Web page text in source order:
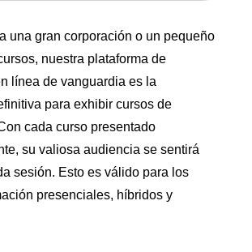
una gran corporación o un pequeño
nuestra plataforma de
línea de vanguardia es la
para exhibir cursos de
cada curso presentado
su valiosa audiencia se sentirá
sesión. Esto es válido para los
presenciales, híbridos y